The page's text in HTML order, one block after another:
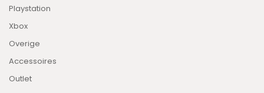
Playstation
Xbox
Overige
Accessoires
Outlet